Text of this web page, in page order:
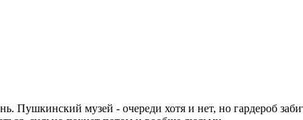
Пушкинский музей - очереди хотя и нет, но гардероб